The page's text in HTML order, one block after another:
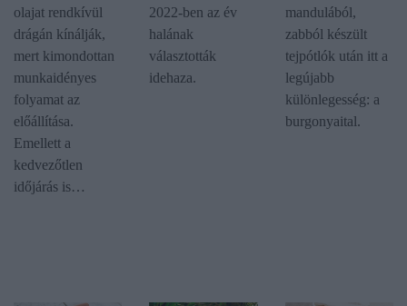
olajat rendkívül
drágán kínálják,
mert kimondottan
munkaidényes
folyamat az
előállítása.
Emellett a
kedvezőtlen
időjárás is…
2022-ben az év
halának
választották
idehaza.
mandulából,
zabból készült
tejpótlók után itt a
legújabb
különlegesség: a
burgonyaital.